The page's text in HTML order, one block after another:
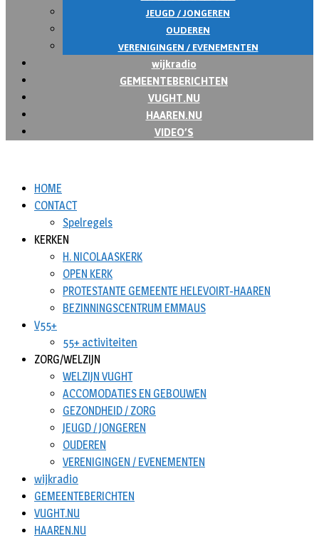
JEUGD / JONGEREN
OUDEREN
VERENIGINGEN / EVENEMENTEN
wijkradio
GEMEENTEBERICHTEN
VUGHT.NU
HAAREN.NU
VIDEO’S
HOME
CONTACT
Spelregels
KERKEN
H. NICOLAASKERK
OPEN KERK
PROTESTANTE GEMEENTE HELEVOIRT-HAAREN
BEZINNINGSCENTRUM EMMAUS
V55+
55+ activiteiten
ZORG/WELZIJN
WELZIJN VUGHT
ACCOMODATIES EN GEBOUWEN
GEZONDHEID / ZORG
JEUGD / JONGEREN
OUDEREN
VERENIGINGEN / EVENEMENTEN
wijkradio
GEMEENTEBERICHTEN
VUGHT.NU
HAAREN.NU